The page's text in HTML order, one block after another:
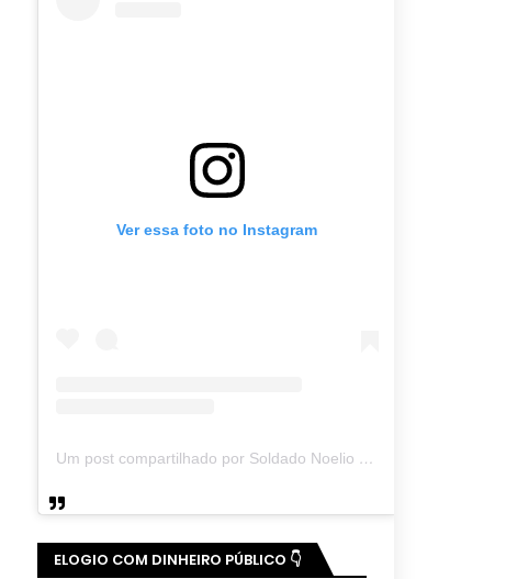
Ver essa foto no Instagram
Um post compartilhado por Soldado Noelio (@soldadonoelio)
ELOGIO COM DINHEIRO PÚBLICO 👇